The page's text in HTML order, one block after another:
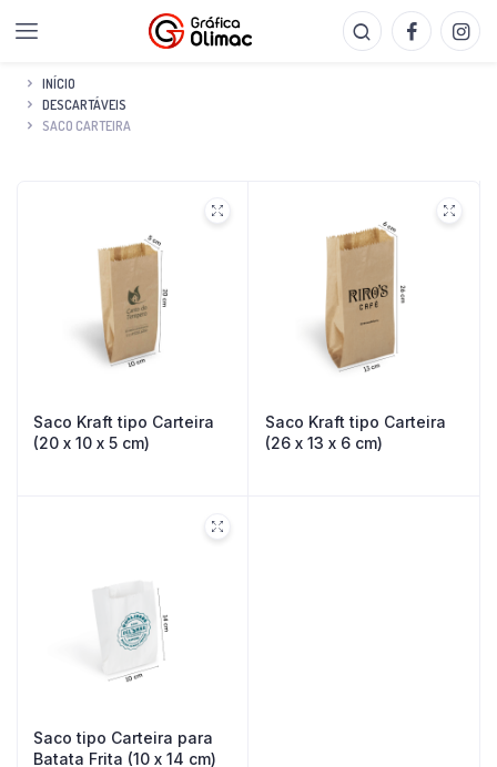
INÍCIO
DESCARTÁVEIS
SACO CARTEIRA
Saco Kraft tipo Carteira
(20 x 10 x 5 cm)
Saco Kraft tipo Carteira
(26 x 13 x 6 cm)
Saco tipo Carteira para
Batata Frita (10 x 14 cm)